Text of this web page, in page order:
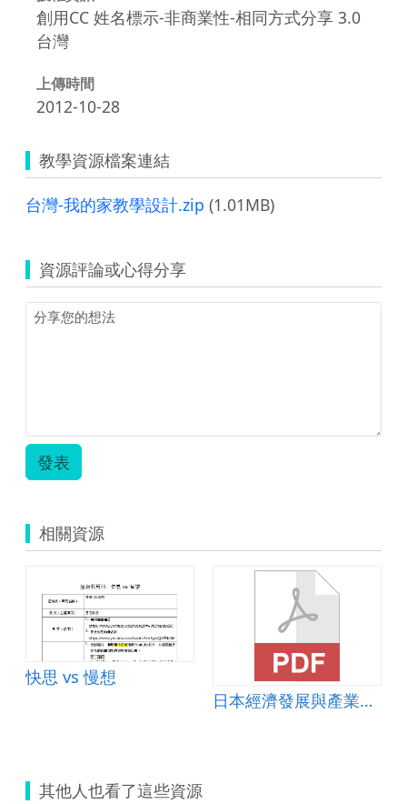
創用CC 姓名標示-非商業性-相同方式分享 3.0
台灣
上傳時間
2012-10-28
教學資源檔案連結
台灣-我的家教學設計.zip (1.01MB)
資源評論或心得分享
發表
相關資源
快思 vs 慢想
日本經濟發展與產業變遷
其他人也看了這些資源